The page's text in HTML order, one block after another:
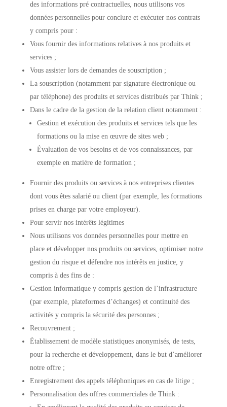
des informations pré contractuelles, nous utilisons vos
données personnelles pour conclure et exécuter nos contrats
y compris pour :
Vous fournir des informations relatives à nos produits et
services ;
Vous assister lors de demandes de souscription ;
La souscription (notamment par signature électronique ou
par téléphone) des produits et services distribués par Think ;
Dans le cadre de la gestion de la relation client notamment :
Gestion et exécution des produits et services tels que les
formations ou la mise en œuvre de sites web ;
Évaluation de vos besoins et de vos connaissances, par
exemple en matière de formation ;
Fournir des produits ou services à nos entreprises clientes
dont vous êtes salarié ou client (par exemple, les formations
prises en charge par votre employeur).
Pour servir nos intérêts légitimes
Nous utilisons vos données personnelles pour mettre en
place et développer nos produits ou services, optimiser notre
gestion du risque et défendre nos intérêts en justice, y
compris à des fins de :
Gestion informatique y compris gestion de l’infrastructure
(par exemple, plateformes d’échanges) et continuité des
activités y compris la sécurité des personnes ;
Recouvrement ;
Établissement de modèle statistiques anonymisés, de tests,
pour la recherche et développement, dans le but d’améliorer
notre offre ;
Enregistrement des appels téléphoniques en cas de litige ;
Personnalisation des offres commerciales de Think :